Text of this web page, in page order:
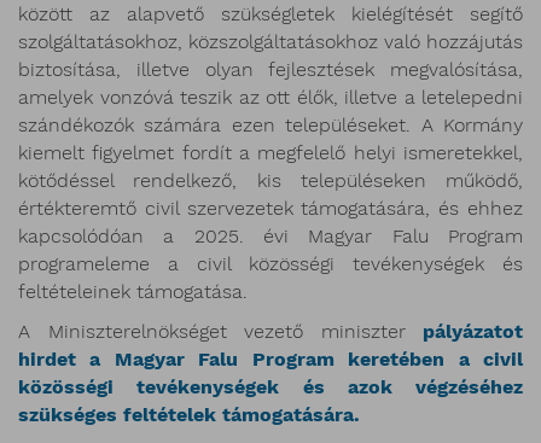
között az alapvető szükségletek kielégítését segítő
szolgáltatásokhoz, közszolgáltatásokhoz való hozzájutás
biztosítása, illetve olyan fejlesztések megvalósítása,
amelyek vonzóvá teszik az ott élők, illetve a letelepedni
szándékozók számára ezen településeket. A Kormány
kiemelt figyelmet fordít a megfelelő helyi ismeretekkel,
kötődéssel rendelkező, kis településeken működő,
értékteremtő civil szervezetek támogatására, és ehhez
kapcsolódóan a 2025. évi Magyar Falu Program
programeleme a civil közösségi tevékenységek és
feltételeinek támogatása.
A Miniszterelnökséget vezető miniszter pályázatot
hirdet a Magyar Falu Program keretében a civil
közösségi tevékenységek és azok végzéséhez
szükséges feltételek támogatására.